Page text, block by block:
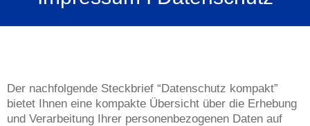
Der nachfolgende Steckbrief “Datenschutz kompakt”
bietet Ihnen eine kompakte Übersicht über die Erhebung
und Verarbeitung Ihrer personenbezogenen Daten auf